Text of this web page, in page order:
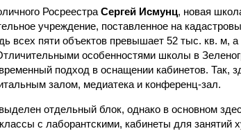
Росреестра Сергей Исмунц, новая
учреждение, поставленное на
всех пяти объектов превышает 52 тыс. кв. м,
особенностями школы в
подход в оснащении кабинетов. Так,
залом, медиатека и конференц-зал.
отдельный блок, однако в основном
с лаборантскими, кабинеты для занятий